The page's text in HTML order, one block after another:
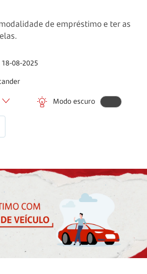
de empréstimo e ter as
08-2025
Modo escuro